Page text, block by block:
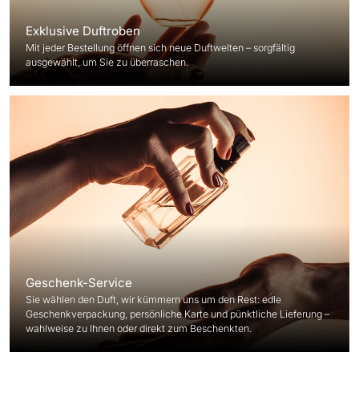
Exklusive Duftroben
Mit jeder Bestellung öffnen sich neue Duftwelten – sorgfältig
ausgewählt, um Sie zu überraschen.
Geschenk-Service
Sie wählen den Duft, wir kümmern uns um den Rest: edle
Geschenkverpackung, persönliche Karte und pünktliche Lieferung –
wahlweise zu Ihnen oder direkt zum Beschenkten.